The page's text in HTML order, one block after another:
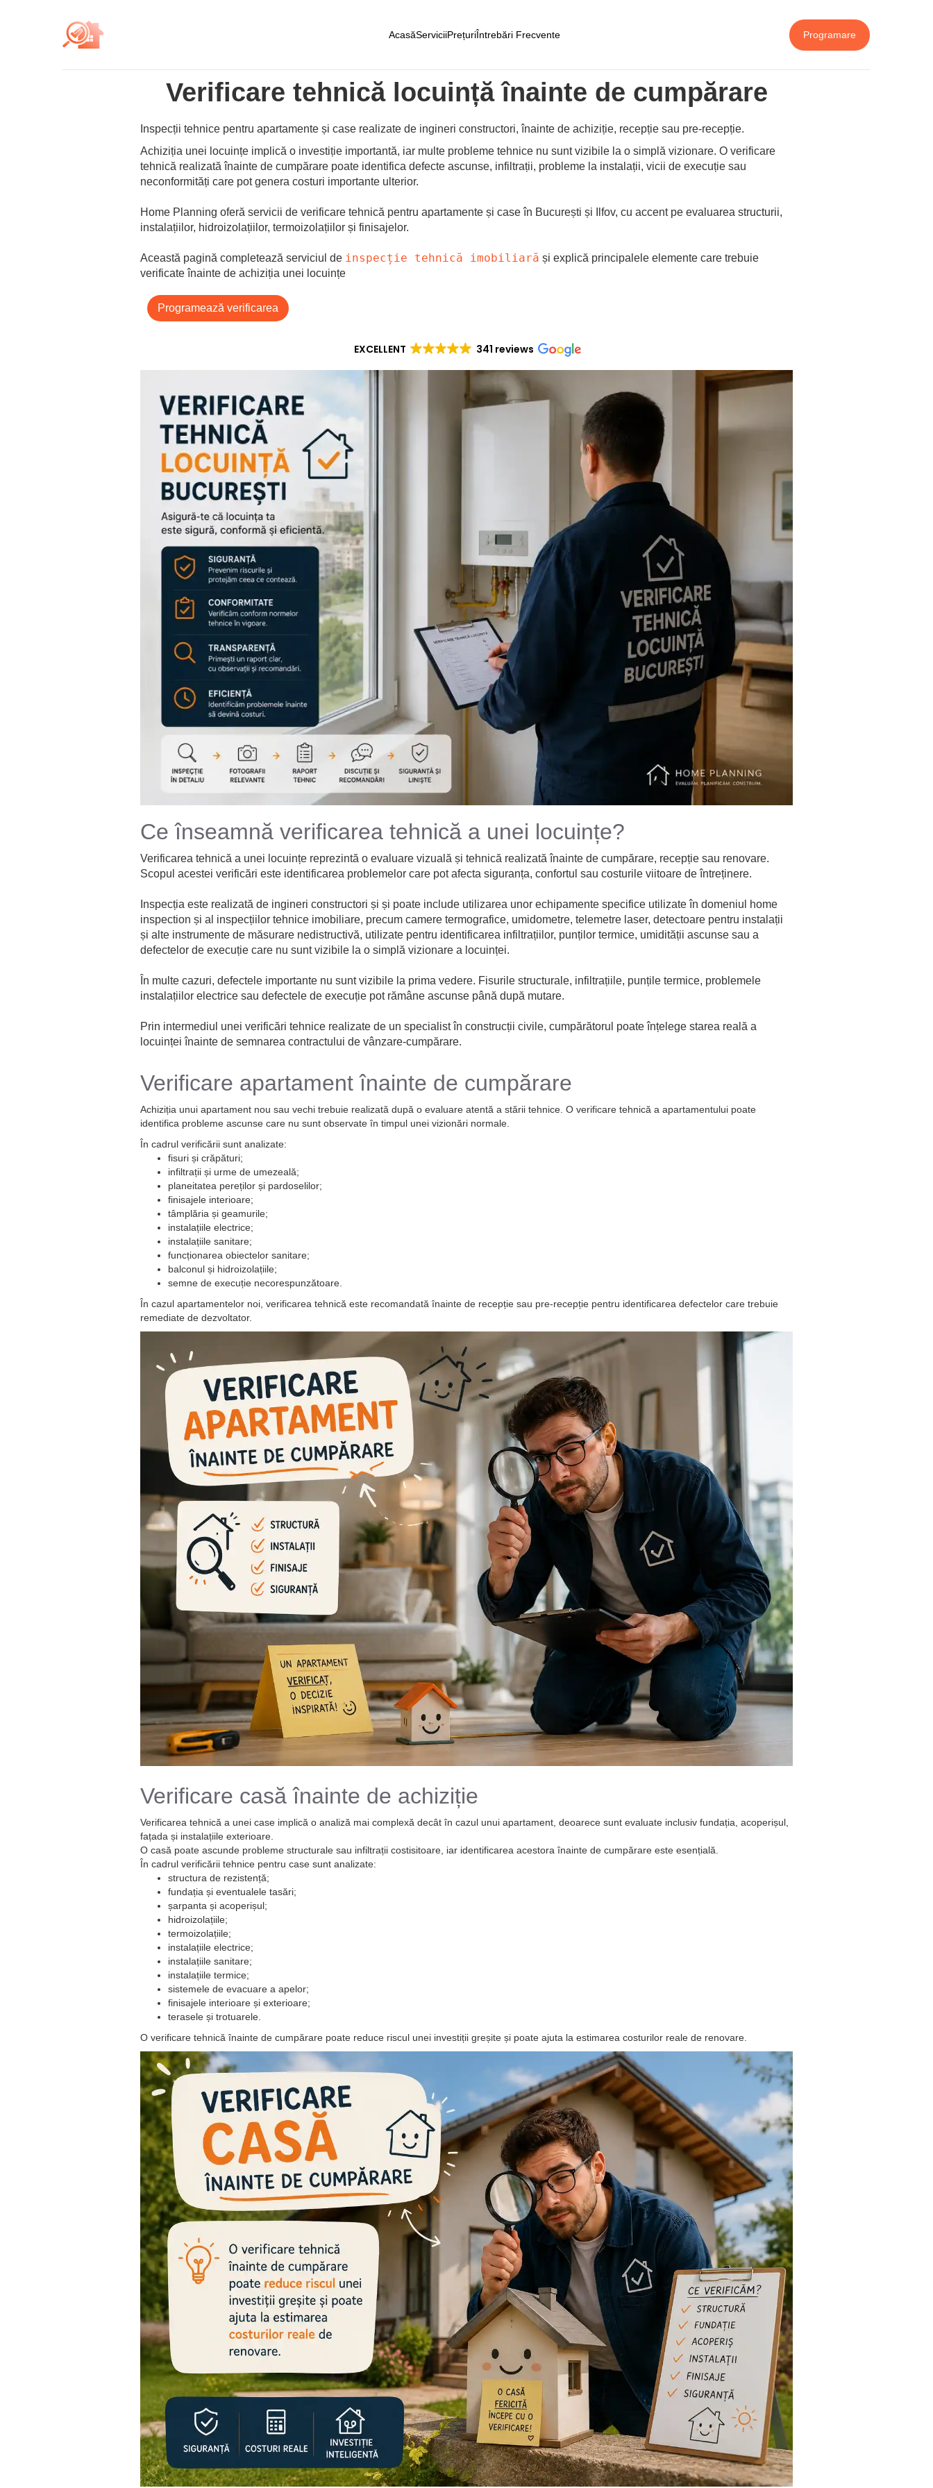
AcasăServiciiPrețuriÎntrebări Frecvente Programare
Verificare tehnică locuință înainte de cumpărare
Inspecții tehnice pentru apartamente și case realizate de ingineri constructori, înainte de achiziție, recepție sau pre-recepție.
Achiziția unei locuințe implică o investiție importantă, iar multe probleme tehnice nu sunt vizibile la o simplă vizionare. O verificare
tehnică realizată înainte de cumpărare poate identifica defecte ascunse, infiltrații, probleme la instalații, vicii de execuție sau
neconformități care pot genera costuri importante ulterior.
Home Planning oferă servicii de verificare tehnică pentru apartamente și case în București și Ilfov, cu accent pe evaluarea structurii,
instalațiilor, hidroizolațiilor, termoizolațiilor și finisajelor.
Această pagină completează serviciul de inspecție tehnică imobiliară și explică principalele elemente care trebuie
verificate înainte de achiziția unei locuințe
Programează verificarea
EXCELLENT 341 reviews
Ce înseamnă verificarea tehnică a unei locuințe?
Verificarea tehnică a unei locuințe reprezintă o evaluare vizuală și tehnică realizată înainte de cumpărare, recepție sau renovare.
Scopul acestei verificări este identificarea problemelor care pot afecta siguranța, confortul sau costurile viitoare de întreținere.
Inspecția este realizată de ingineri constructori și și poate include utilizarea unor echipamente specifice utilizate în domeniul
home
inspection și al inspecțiilor tehnice imobiliare, precum camere termografice, umidometre, telemetre laser, detectoare pentru instalații
și alte instrumente de măsurare nedistructivă, utilizate pentru identificarea infiltrațiilor, punților termice, umidității ascunse sau a
defectelor de execuție care nu sunt vizibile la o simplă vizionare a locuinței.
În multe cazuri, defectele importante nu sunt vizibile la prima vedere. Fisurile structurale, infiltrațiile, punțile termice, problemele
instalațiilor electrice sau defectele de execuție pot rămâne ascunse până după mutare.
Prin intermediul unei verificări tehnice realizate de un specialist în construcții civile, cumpărătorul poate înțelege starea reală a
locuinței înainte de semnarea contractului de vânzare-cumpărare.
Verificare apartament înainte de cumpărare
Achiziția unui apartament nou sau vechi trebuie realizată după o evaluare atentă a stării tehnice. O verificare tehnică a apartamentului poate
identifica probleme ascunse care nu sunt observate în timpul unei vizionări normale.
În cadrul verificării sunt analizate:
fisuri și crăpături;
infiltrații și urme de umezeală;
planeitatea pereților și pardoselilor;
finisajele interioare;
tâmplăria și geamurile;
instalațiile electrice;
instalațiile sanitare;
funcționarea obiectelor sanitare;
balconul și hidroizolațiile;
semne de execuție necorespunzătoare.
În cazul apartamentelor noi, verificarea tehnică este recomandată înainte de recepție sau pre-recepție pentru identificarea defectelor care trebuie
remediate de dezvoltator.
Verificare casă înainte de achiziție
Verificarea tehnică a unei case implică o analiză mai complexă decât în cazul unui apartament, deoarece sunt evaluate inclusiv fundația, acoperișul,
fațada și instalațiile exterioare.
O casă poate ascunde probleme structurale sau infiltrații costisitoare, iar identificarea acestora înainte de cumpărare este esențială.
În cadrul verificării tehnice pentru case sunt analizate:
structura de rezistență;
fundația și eventualele tasări;
șarpanta și acoperișul;
hidroizolațiile;
termoizolațiile;
instalațiile electrice;
instalațiile sanitare;
instalațiile termice;
sistemele de evacuare a apelor;
finisajele interioare și exterioare;
terasele și trotuarele.
O verificare tehnică înainte de cumpărare poate reduce riscul unei investiții greșite și poate ajuta la estimarea costurilor reale de renovare.